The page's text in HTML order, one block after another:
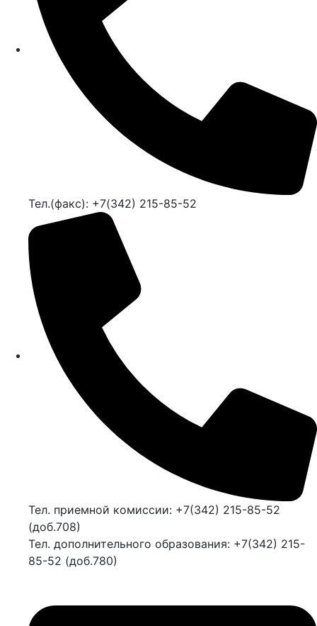
Тел.(факс): +7(342) 215-85-52
Тел. приемной комиссии: +7(342) 215-85-52
(доб.708)
Тел. дополнительного образования: +7(342) 215-
85-52 (доб.780)